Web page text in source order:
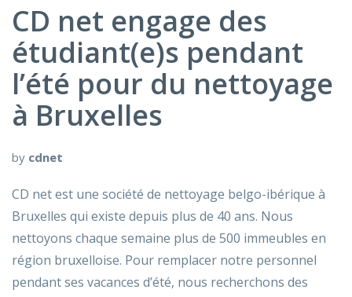
CD net engage des
étudiant(e)s pendant
l’été pour du nettoyage
à Bruxelles
by cdnet
CD net est une société de nettoyage belgo-ibérique à
Bruxelles qui existe depuis plus de 40 ans. Nous
nettoyons chaque semaine plus de 500 immeubles en
région bruxelloise. Pour remplacer notre personnel
pendant ses vacances d’été, nous recherchons des